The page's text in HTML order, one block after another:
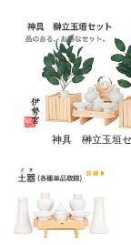
神具 榊立玉垣